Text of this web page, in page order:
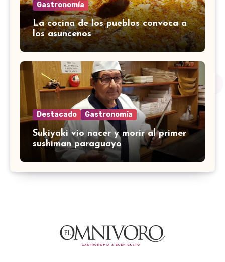
Gastronomía
La cocina de los pueblos convoca a
los asuncenos
Destacado Gastronomía
Sukiyaki vio nacer y morir al primer
sushiman paraguayo